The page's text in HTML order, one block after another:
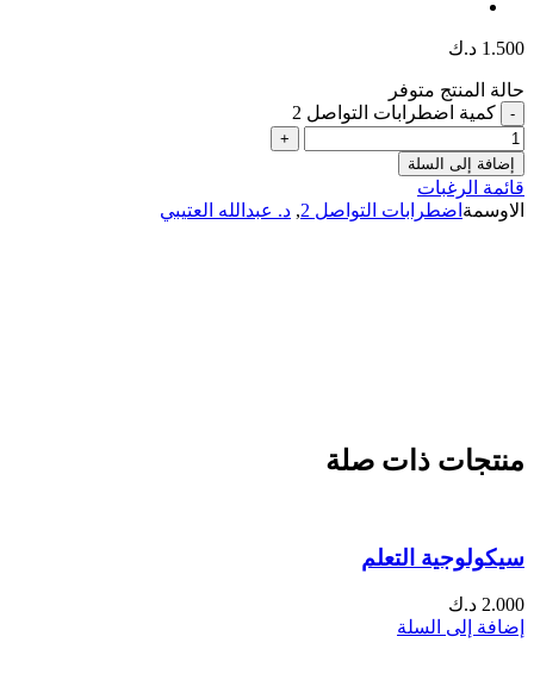
1.500 د.ك
حالة المنتج متوفر
كمية اضطرابات التواصل 2
إضافة إلى السلة
قائمة الرغبات
الاوسمة اضطرابات التواصل 2 , د. عبدالله العتيبي
منتجات ذات صلة
سيكولوجية التعلم
2.000 د.ك
إضافة إلى السلة